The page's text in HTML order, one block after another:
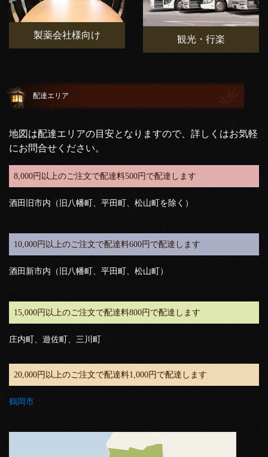
製薬会社様向け 観光・行楽
配達エリア
地図は配達エリアの目安となりますので、詳しくはお気軽
にお問合せください。
8,000円以上のご注文で配達料500円で配達します
酒田旧市内（旧八幡町、平田町、松山町を除く）
10,000円以上のご注文で配達料600円で配達します
酒田新市内（旧八幡町、平田町、松山町）
15,000円以上のご注文で配達料800円で配達します
庄内町、遊佐町、三川町
20,000円以上のご注文で配達料1,000円で配達します
鶴岡市